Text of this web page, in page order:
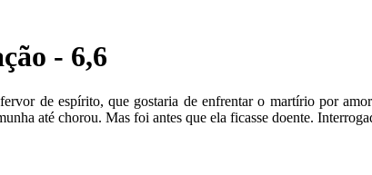
- 6,6
de espírito, que gostaria de enfrentar o martírio por
até chorou. Mas foi antes que ela ficasse doente.